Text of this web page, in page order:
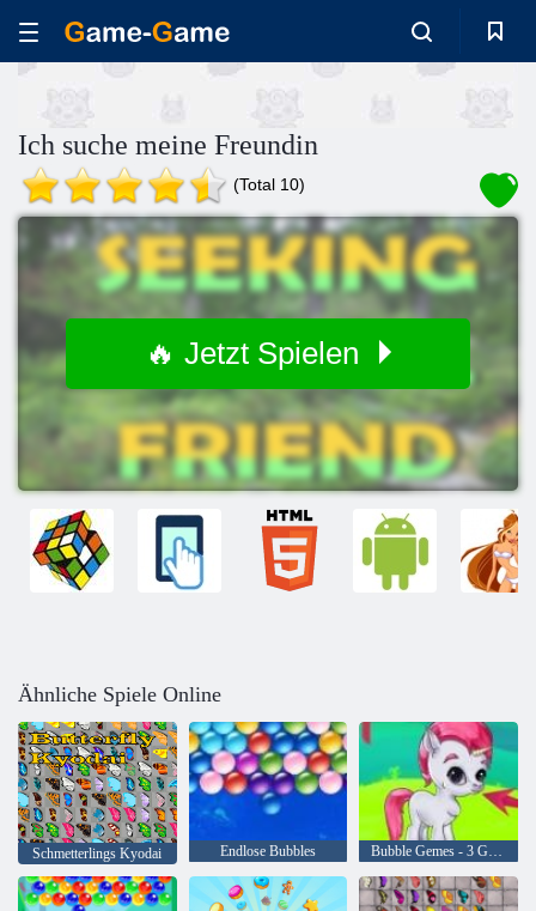
Ich suche meine Freundin
(Total 10)
🔥 Jetzt Spielen
Ähnliche Spiele Online
Schmetterlings Kyodai Endlose Bubbles Bubble Gemes - 3 Gewinnt